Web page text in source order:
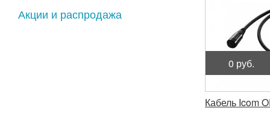
Акции и распродажа
0 руб.
Кабель Icom